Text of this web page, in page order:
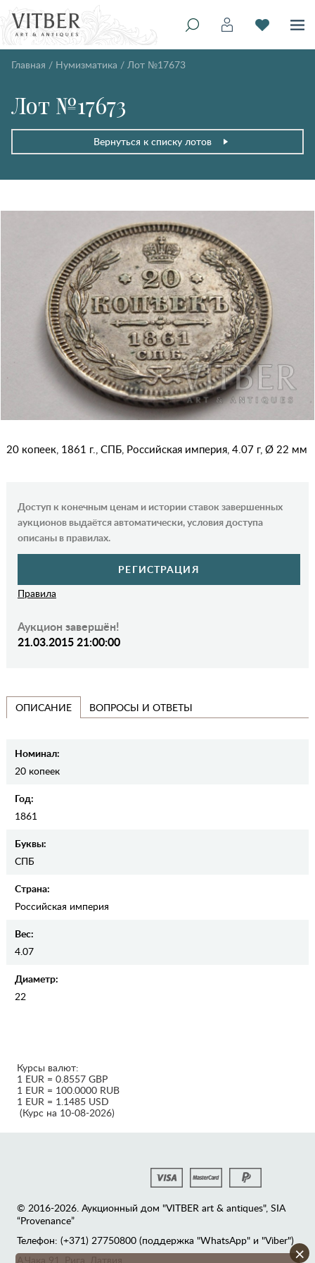
Главная / Нумизматика / Лот №17673
Лот №17673
Вернуться к списку лотов
20 копеек, 1861 г., СПБ, Российская империя, 4.07 г, Ø 22 мм
Доступ к конечным ценам и истории ставок завершенных
аукционов выдаётся автоматически, условия доступа
описаны в правилах.
РЕГИСТРАЦИЯ
Правила
Аукцион завершён!
21.03.2015 21:00:00
ОПИСАНИЕ ВОПРОСЫ И ОТВЕТЫ
Номинал:
20 копеек
Год:
1861
Буквы:
СПБ
Страна:
Российская империя
Вес:
4.07
Диаметр:
22
×
Курсы валют:
1 EUR = 0.8557 GBP
1 EUR = 100.0000 RUB
1 EUR = 1.1485 USD
(Курс на 10-08-2026)
© 2016-2026. Аукционный дом "VITBER art & antiques", SIA
“Provenance”
Телефон: (+371) 27750800 (поддержка "WhatsApp" и "Viber")